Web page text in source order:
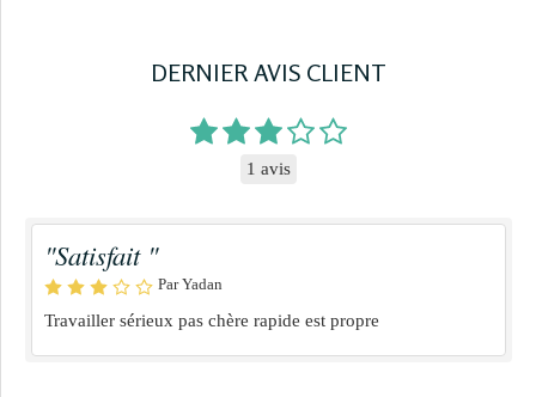
DERNIER AVIS CLIENT
1 avis
"Satisfait "
Par Yadan
Travailler sérieux pas chère rapide est propre